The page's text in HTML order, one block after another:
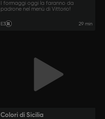
I formaggi oggi la faranno da
padrone nel menù di Vittorio!
E3 29 min
Colori di Sicilia